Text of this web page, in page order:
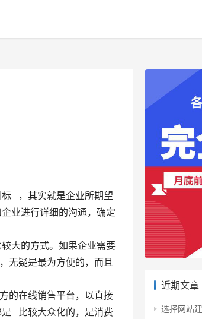
，其实就是企业所期望
业进行详细的沟通，确定
大的方式。如果企业需要
无疑是最为方便的，而且
的在线销售平台，以直接
比较大众化的，是消费
近期文章
选择网站